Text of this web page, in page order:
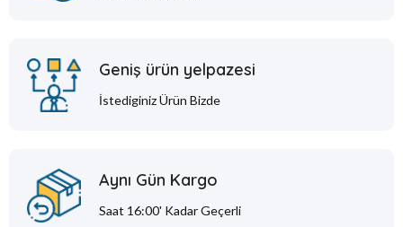
Geniş ürün yelpazesi
İstediginiz Ürün Bizde
Aynı Gün Kargo
Saat 16:00' Kadar Geçerli